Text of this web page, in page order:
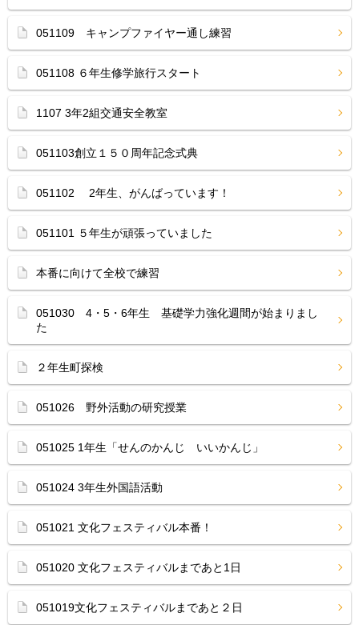
051109 キャンプファイヤー通し練習
051108 ６年生修学旅行スタート
1107 3年2組交通安全教室
051103創立１５０周年記念式典
051102 2年生、がんばっています！
051101 ５年生が頑張っていました
本番に向けて全校で練習
051030 4・5・6年生 基礎学力強化週間が始まりまし
た
２年生町探検
051026 野外活動の研究授業
051025 1年生「せんのかんじ いいかんじ」
051024 3年生外国語活動
051021 文化フェスティバル本番！
051020 文化フェスティバルまであと1日
051019文化フェスティバルまであと２日